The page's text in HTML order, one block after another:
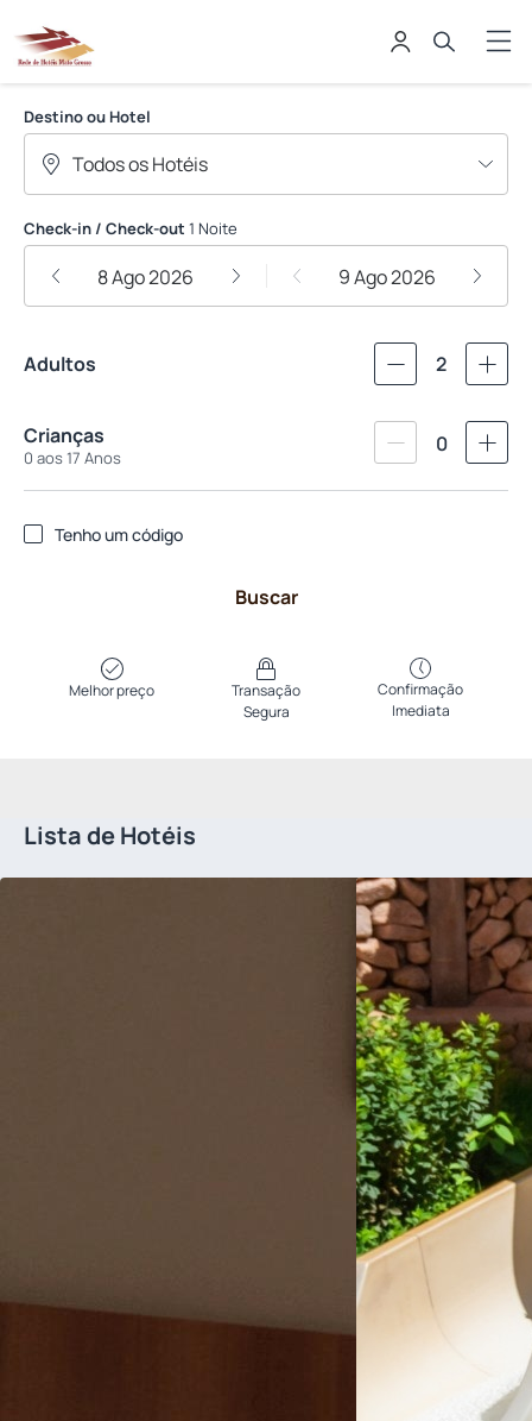
Rede de Hotéis Mato Grosso
Destino ou Hotel
Check-in / Check-out 1 Noite
8 Ago 2026 9 Ago 2026
Adultos 2
Crianças
0 aos 17 Anos
0
Tenho um código
Buscar
Melhor preço
Transação
Segura
Confirmação
Imediata
Lista de Hotéis